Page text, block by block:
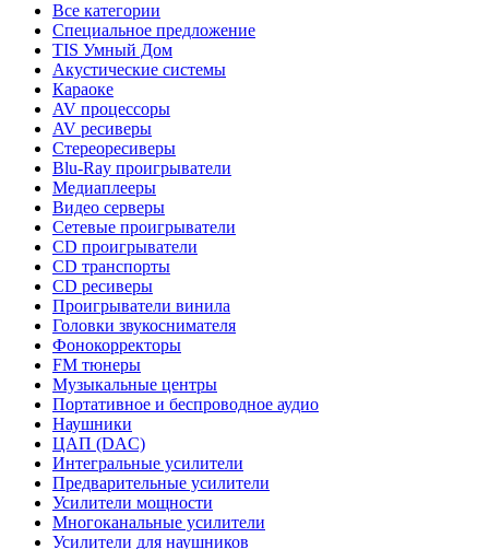
Все категории
Специальное предложение
TIS Умный Дом
Акустические системы
Караоке
AV процессоры
AV ресиверы
Стереоресиверы
Blu-Ray проигрыватели
Медиаплееры
Видео серверы
Сетевые проигрыватели
CD проигрыватели
CD транспорты
CD ресиверы
Проигрыватели винила
Головки звукоснимателя
Фонокорректоры
FM тюнеры
Музыкальные центры
Портативное и беспроводное аудио
Наушники
ЦАП (DAC)
Интегральные усилители
Предварительные усилители
Усилители мощности
Многоканальные усилители
Усилители для наушников